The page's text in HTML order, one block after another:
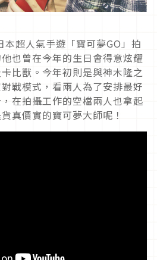
超人氣手遊「寶可夢GO」拍
也曾在今年的生日會得意炫耀
比獸。今年初則是與神木隆之
戰模式，看兩人為了安排最好
在拍攝工作的空檔兩人也拿起
真價實的寶可夢大師呢！